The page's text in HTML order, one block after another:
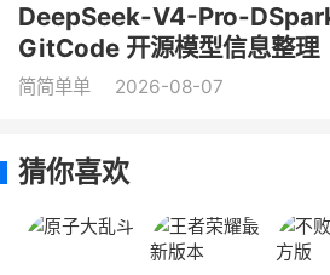
DeepSeek-V4-Pro-DSpark
GitCode 开源模型信息整理
简简单单 2026-08-07
猜你喜欢